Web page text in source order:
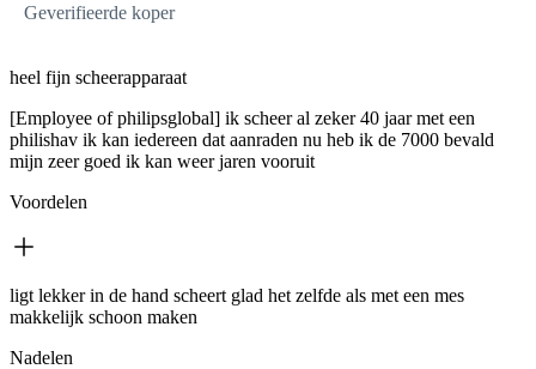
Geverifieerde koper
heel fijn scheerapparaat
[Employee of philipsglobal] ik scheer al zeker 40 jaar met een
philishav ik kan iedereen dat aanraden nu heb ik de 7000 bevald
mijn zeer goed ik kan weer jaren vooruit
Voordelen
ligt lekker in de hand scheert glad het zelfde als met een mes
makkelijk schoon maken
Nadelen